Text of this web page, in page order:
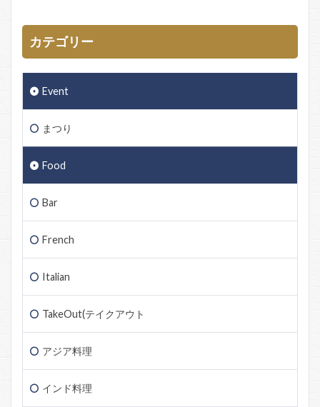
カテゴリー
Event
まつり
Food
Bar
French
Italian
TakeOut(テイクアウト
アジア料理
インド料理